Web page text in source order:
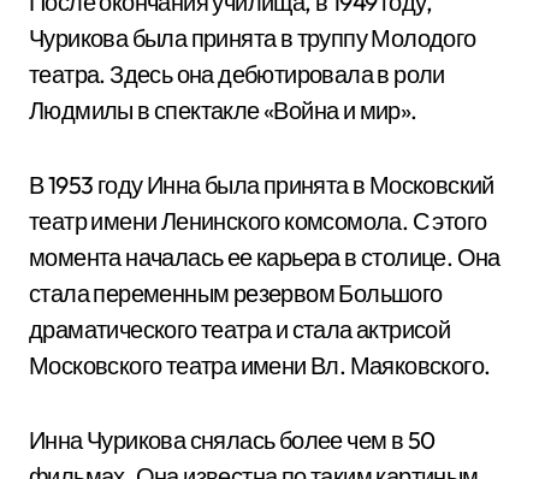
Чурикова была принята в труппу Молодого
театра. Здесь она дебютировала в роли
Людмилы в спектакле «Война и мир».
В 1953 году Инна была принята в Московский
театр имени Ленинского комсомола. С этого
момента началась ее карьера в столице. Она
стала переменным резервом Большого
драматического театра и стала актрисой
Московского театра имени Вл. Маяковского.
Инна Чурикова снялась более чем в 50